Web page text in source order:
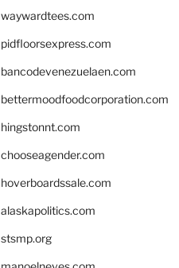
waywardtees.com
pidfloorsexpress.com
bancodevenezuelaen.com
bettermoodfoodcorporation.com
hingstonnt.com
chooseagender.com
hoverboardssale.com
alaskapolitics.com
stsmp.org